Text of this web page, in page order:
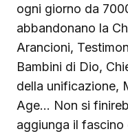
ogni giorno da
abbandonano la
Arancioni,
Bambini di Dio,
della unificazione,
Age… Non si
aggiunga il